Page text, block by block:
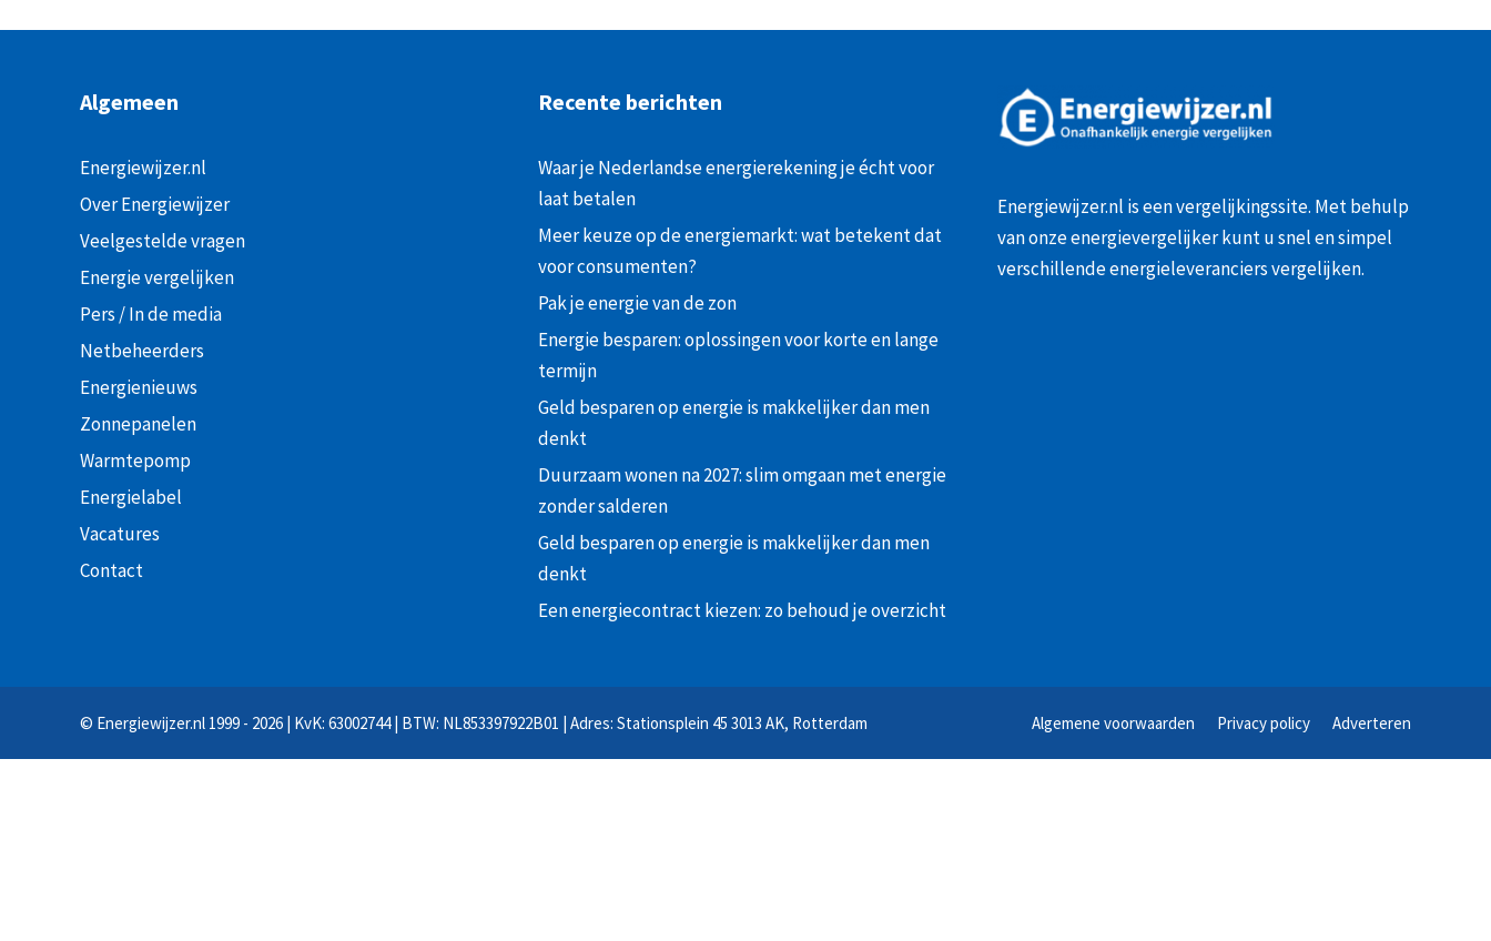
Algemeen
Energiewijzer.nl
Over Energiewijzer
Veelgestelde vragen
Energie vergelijken
Pers / In de media
Netbeheerders
Energienieuws
Zonnepanelen
Warmtepomp
Energielabel
Vacatures
Contact
Recente berichten
Waar je Nederlandse energierekening je écht voor
laat betalen
Meer keuze op de energiemarkt: wat betekent dat
voor consumenten?
Pak je energie van de zon
Energie besparen: oplossingen voor korte en lange
termijn
Geld besparen op energie is makkelijker dan men
denkt
Duurzaam wonen na 2027: slim omgaan met energie
zonder salderen
Geld besparen op energie is makkelijker dan men
denkt
Een energiecontract kiezen: zo behoud je overzicht
Energiewijzer.nl is een vergelijkingssite. Met behulp
van onzeenergievergelijkerkunt u snel en simpel
verschillende energieleveranciers vergelijken.
Algemene voorwaarden Privacy policy Adverteren
© Energiewijzer.nl 1999 - 2026 | KvK: 63002744 | BTW: NL853397922B01 | Adres: Stationsplein 45 3013 AK, Rotterdam